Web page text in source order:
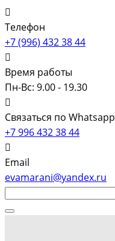
Телефон
+7 (996) 432 38 44
Время работы
Пн-Вс: 9.00 - 19.30
Связаться по Whatsapp
+7 996 432 38 44
Email
evamarani@yandex.ru